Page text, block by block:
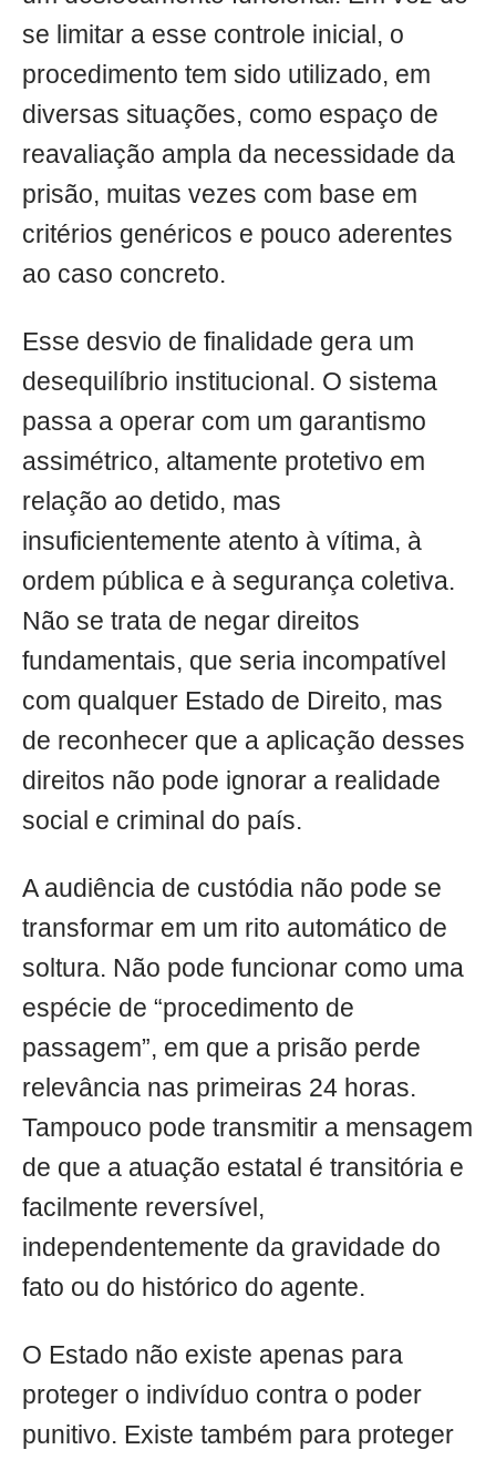
se limitar a esse controle inicial, o
procedimento tem sido utilizado, em
diversas situações, como espaço de
reavaliação ampla da necessidade da
prisão, muitas vezes com base em
critérios genéricos e pouco aderentes
ao caso concreto.
Esse desvio de finalidade gera um
desequilíbrio institucional. O sistema
passa a operar com um garantismo
assimétrico, altamente protetivo em
relação ao detido, mas
insuficientemente atento à vítima, à
ordem pública e à segurança coletiva.
Não se trata de negar direitos
fundamentais, que seria incompatível
com qualquer Estado de Direito, mas
de reconhecer que a aplicação desses
direitos não pode ignorar a realidade
social e criminal do país.
A audiência de custódia não pode se
transformar em um rito automático de
soltura. Não pode funcionar como uma
espécie de “procedimento de
passagem”, em que a prisão perde
relevância nas primeiras 24 horas.
Tampouco pode transmitir a mensagem
de que a atuação estatal é transitória e
facilmente reversível,
independentemente da gravidade do
fato ou do histórico do agente.
O Estado não existe apenas para
proteger o indivíduo contra o poder
punitivo. Existe também para proteger